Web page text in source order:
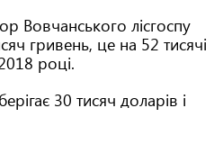
Вовчанського лісгоспу
гривень, це на 52 тисячі
році.
30 тисяч доларів і